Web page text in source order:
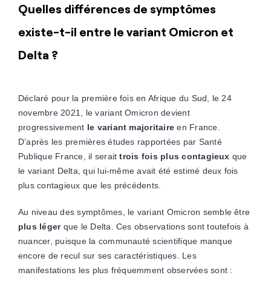
Quelles différences de symptômes
existe-t-il entre le variant Omicron et
Delta ?
Déclaré pour la première fois en Afrique du Sud, le 24
novembre 2021, le variant Omicron devient
progressivement le variant majoritaire en France.
D’après les premières études rapportées par Santé
Publique France, il seraittrois fois plus contagieux que
le variant Delta, qui lui-même avait été estimé deux fois
plus contagieux que les précédents.
Au niveau des symptômes, le variant Omicron semble être
plus légerque le Delta. Ces observations sont toutefois à
nuancer, puisque la communauté scientifique manque
encore de recul sur ses caractéristiques. Les
manifestations les plus fréquemment observées sont :